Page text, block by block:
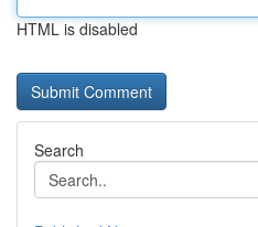
HTML is disabled
Search